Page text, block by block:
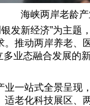
海峡两岸老龄
发新经济”为主
推动两岸养老、
业态融合发展的新
一站式全景呈现
老化科技展区、